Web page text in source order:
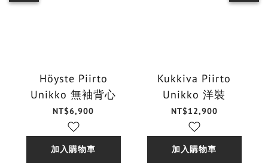
Höyste Piirto
Unikko 無袖背心
NT$6,900
加入購物車
Kukkiva Piirto
Unikko 洋裝
NT$12,900
加入購物車